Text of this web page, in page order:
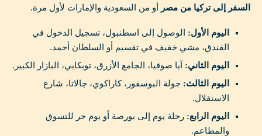
السفر إلى تركيا من مصر أو من السعودية والإمارات لأول مرة.
اليوم الأول: الوصول إلى اسطنبول، تسجيل الدخول في
الفندق، مشي خفيف في تقسيم أو السلطان أحمد.
اليوم الثاني: آيا صوفيا، الجامع الأزرق، توبكابي، البازار الكبير.
اليوم الثالث: جولة البوسفور، كاراكوي، جالاتا، شارع
الاستقلال.
اليوم الرابع: رحلة يوم إلى بورصة أو يوم حر للتسوق
والمطاعم.